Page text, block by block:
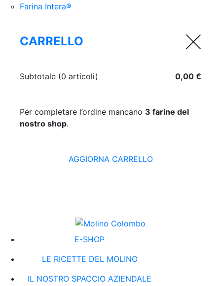
Farina Intera®
CARRELLO
Subtotale (0 articoli) 0,00 €
Per completare l’ordine mancano 3 farine del
nostro shop.
AGGIORNA CARRELLO
E-SHOP
LE RICETTE DEL MOLINO
IL NOSTRO SPACCIO AZIENDALE